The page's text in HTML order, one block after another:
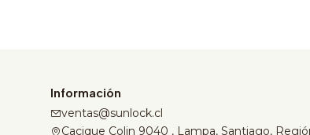
Información
ventas@sunlock.cl
Cacique Colin 9040 , Lampa, Santiago,